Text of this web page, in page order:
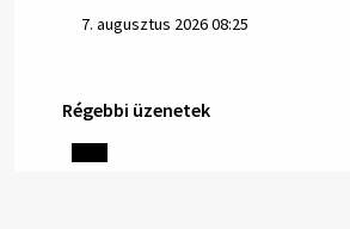
7. augusztus 2026 08:25
Helyi közlemények:
1/ AZ IVÓVÍZ NEM MAGÁTÓL
Régebbi üzenetek